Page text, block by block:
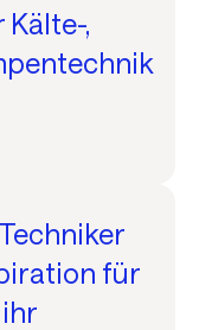
,
für